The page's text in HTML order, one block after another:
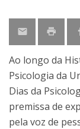
Ao longo da
Psicologia da
Dias da
premissa de
pela voz de